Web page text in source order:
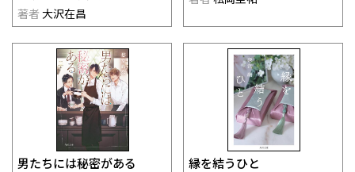
著者 大沢在昌
男たちには秘密がある 縁を結うひと